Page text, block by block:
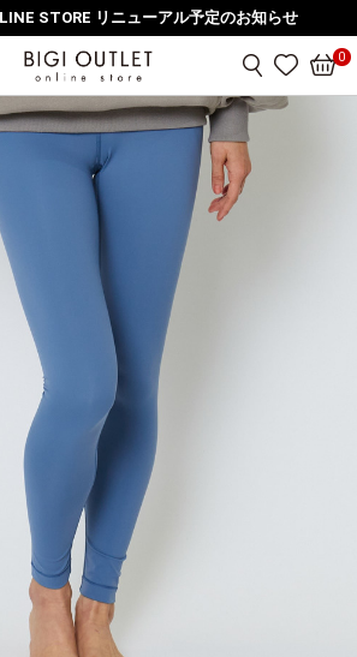
STORE リニューアル予定のお知らせ
0
【定番】YOGA FIT裏起毛レギンス